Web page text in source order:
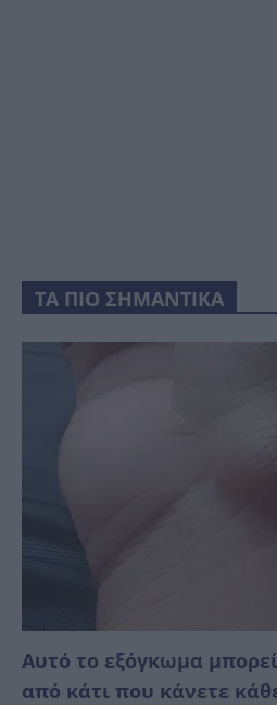
ΤΑ ΠΙΟ ΣΗΜΑΝΤΙΚΑ
Αυτό το εξόγκωμα
από κάτι που κάνετε